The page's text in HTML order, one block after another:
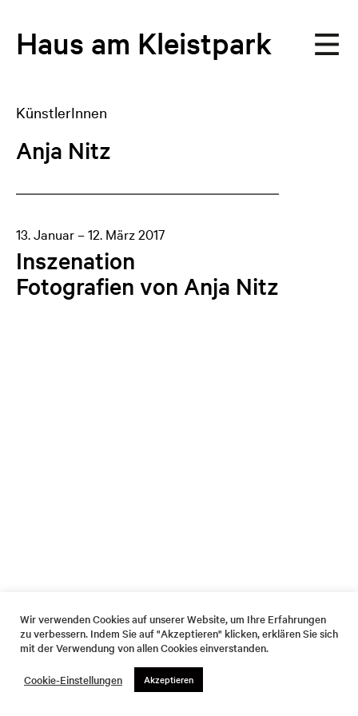
Haus am Kleistpark
KünstlerInnen
Anja Nitz
13. Januar – 12. März 2017
Inszenation
Fotografien von Anja Nitz
Wir verwenden Cookies auf unserer Website, um Ihre Erfahrungen
zu verbessern. Indem Sie auf "Akzeptieren" klicken, erklären Sie sich
mit der Verwendung von allen Cookies einverstanden.
Cookie-Einstellungen Akzeptieren